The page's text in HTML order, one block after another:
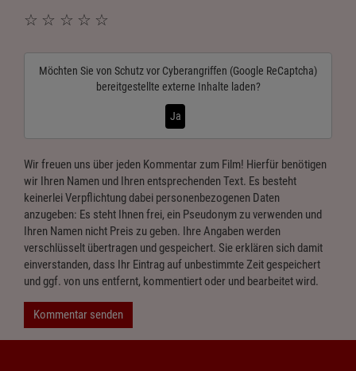
☆
☆
☆
☆
☆
Möchten Sie von Schutz vor Cyberangriffen (Google ReCaptcha)
bereitgestellte externe Inhalte laden?
Ja
Wir freuen uns über jeden Kommentar zum Film! Hierfür benötigen
wir Ihren Namen und Ihren entsprechenden Text. Es besteht
keinerlei Verpflichtung dabei personenbezogenen Daten
anzugeben: Es steht Ihnen frei, ein Pseudonym zu verwenden und
Ihren Namen nicht Preis zu geben. Ihre Angaben werden
verschlüsselt übertragen und gespeichert. Sie erklären sich damit
einverstanden, dass Ihr Eintrag auf unbestimmte Zeit gespeichert
und ggf. von uns entfernt, kommentiert oder und bearbeitet wird.
Kommentar senden